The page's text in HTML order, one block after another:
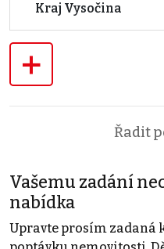
Kraj Vysočina
+
Řadit
Vašemu zadání
nabídka
Upravte prosím zadaná